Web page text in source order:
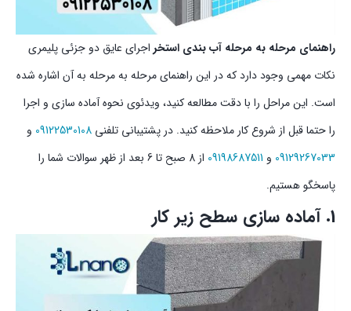
راهنمای مرحله به مرحله آب بندی استخر اجرای عایق دو جزئی پلیمری
نکات مهمی وجود دارد که در این راهنمای مرحله به مرحله به آن اشاره شده
است. این مراحل را با دقت مطالعه کنید، ویدئوی نحوه آماده سازی و اجرا
را حتما قبل از شروع کار ملاحظه کنید. در پشتیبانی تلفنی 09122530108 و
09129267033 و 09198687511
از 8 صبح تا 6 بعد از ظهر سوالات شما را
پاسخگو هستیم.
1. آماده سازی سطح زیر کار